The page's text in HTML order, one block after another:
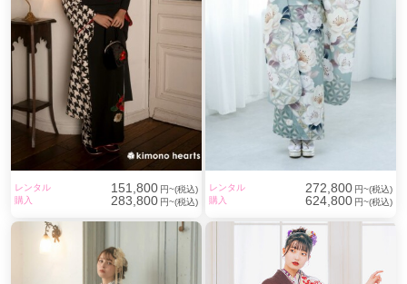
レンタル 151,800 円~(税込)
購入
283,800 円~(税込)
レンタル 272,800 円~(税込)
購入
624,800 円~(税込)